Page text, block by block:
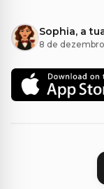
Sophia, a
8 de